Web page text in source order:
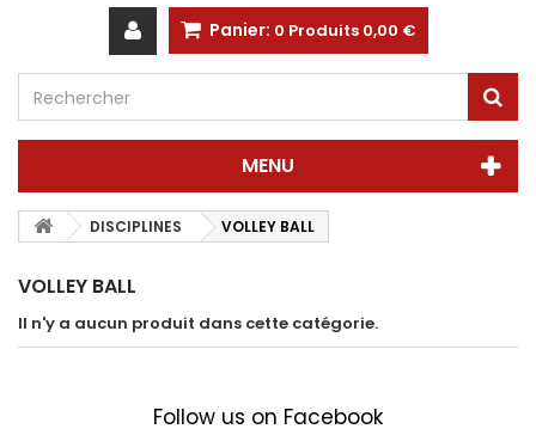
Panier: 0 Produits 0,00 €
MENU
DISCIPLINES VOLLEY BALL
VOLLEY BALL
Il n'y a aucun produit dans cette catégorie.
Follow us on Facebook